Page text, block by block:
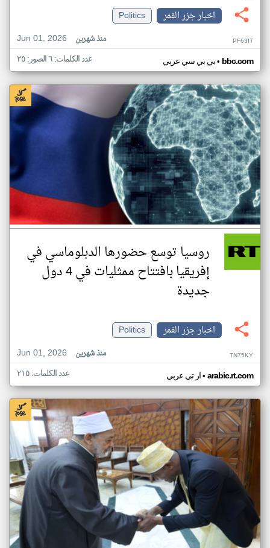
اخبار جزر القمر
Politics
Jun 01, 2026
منذ شهرين PF63IT
بي بي سي عربي• bbc.com عدد الكلمات: ٦ الصور: ٢٥
روسيا توسع حضورها الدبلوماسي في
إفريقيا بافتتاح ممثليات في 4 دول
جديدة
اخبار جزر القمر
Politics
Jun 01, 2026
منذ شهرين TN75KY
ار تي عربي• arabic.rt.com عدد الكلمات: ٢١٥